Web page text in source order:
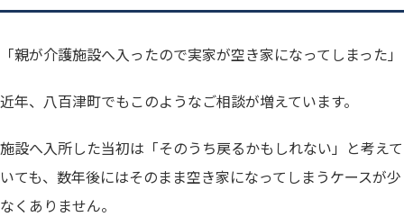
「親が介護施設へ入ったので実家が空き家になってしまった」
近年、八百津町でもこのようなご相談が増えています。
施設へ入所した当初は「そのうち戻るかもしれない」と考えて
いても、数年後にはそのまま空き家になってしまうケースが少
なくありません。